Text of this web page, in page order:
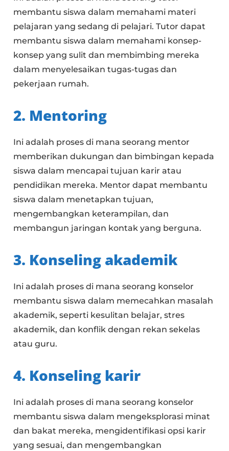
membantu siswa dalam memahami materi
pelajaran yang sedang di pelajari. Tutor dapat
membantu siswa dalam memahami konsep-
konsep yang sulit dan membimbing mereka
dalam menyelesaikan tugas-tugas dan
pekerjaan rumah.
2. Mentoring
Ini adalah proses di mana seorang mentor
memberikan dukungan dan bimbingan kepada
siswa dalam mencapai tujuan karir atau
pendidikan mereka. Mentor dapat membantu
siswa dalam menetapkan tujuan,
mengembangkan keterampilan, dan
membangun jaringan kontak yang berguna.
3. Konseling akademik
Ini adalah proses di mana seorang konselor
membantu siswa dalam memecahkan masalah
akademik, seperti kesulitan belajar, stres
akademik, dan konflik dengan rekan sekelas
atau guru.
4. Konseling karir
Ini adalah proses di mana seorang konselor
membantu siswa dalam mengeksplorasi minat
dan bakat mereka, mengidentifikasi opsi karir
yang sesuai, dan mengembangkan